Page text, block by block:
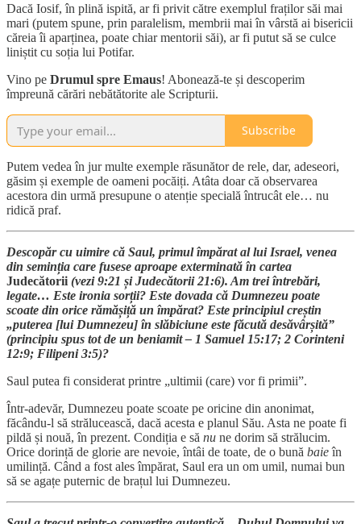
Dacă Iosif, în plină ispită, ar fi privit către exemplul fraților săi mai
mari (putem spune, prin paralelism, membrii mai în vârstă ai bisericii
căreia îi aparținea, poate chiar mentorii săi), ar fi putut să se culce
liniștit cu soția lui Potifar.
Vino pe Drumul spre Emaus! Abonează-te și descoperim
împreună cărări nebătătorite ale Scripturii.
Subscribe
Putem vedea în jur multe exemple răsunător de rele, dar, adeseori,
găsim și exemple de oameni pocăiți. Atâta doar că observarea
acestora din urmă presupune o atenție specială întrucât ele… nu
ridică praf.
Descopăr cu uimire că Saul, primul împărat al lui Israel, venea
din seminția care fusese aproape exterminată în cartea
Judecătorii (vezi 9:21 și Judecătorii 21:6). Am trei întrebări,
legate… Este ironia sorții? Este dovada că Dumnezeu poate
scoate din orice rămășiță un împărat? Este principiul creștin
„puterea [lui Dumnezeu] în slăbiciune este făcută desăvârșită”
(principiu spus tot de un beniamit – 1 Samuel 15:17; 2 Corinteni
12:9; Filipeni 3:5)?
Saul putea fi considerat printre „ultimii (care) vor fi primii”.
Într-adevăr, Dumnezeu poate scoate pe oricine din anonimat,
făcându-l să strălucească, dacă acesta e planul Său. Asta ne poate fi
pildă și nouă, în prezent. Condiția e să nu ne dorim să strălucim.
Orice dorință de glorie are nevoie, întâi de toate, de o bună baieîn
umilință. Când a fost ales împărat, Saul era un om umil, numai bun
să se agațe puternic de brațul lui Dumnezeu.